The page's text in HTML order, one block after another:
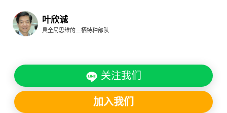
叶欣诚
具全局思维的三栖特种部队
关注我们
加入我们